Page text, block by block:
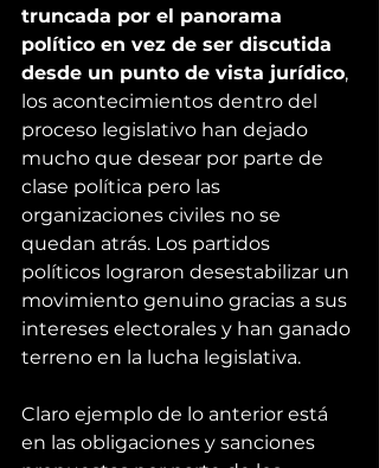
truncada por el panorama
político en vez de ser discutida
desde un punto de vista jurídico,
los acontecimientos dentro del
proceso legislativo han dejado
mucho que desear por parte de
clase política pero las
organizaciones civiles no se
quedan atrás. Los partidos
políticos lograron desestabilizar un
movimiento genuino gracias a sus
intereses electorales y han ganado
terreno en la lucha legislativa.
Claro ejemplo de lo anterior está
en las obligaciones y sanciones